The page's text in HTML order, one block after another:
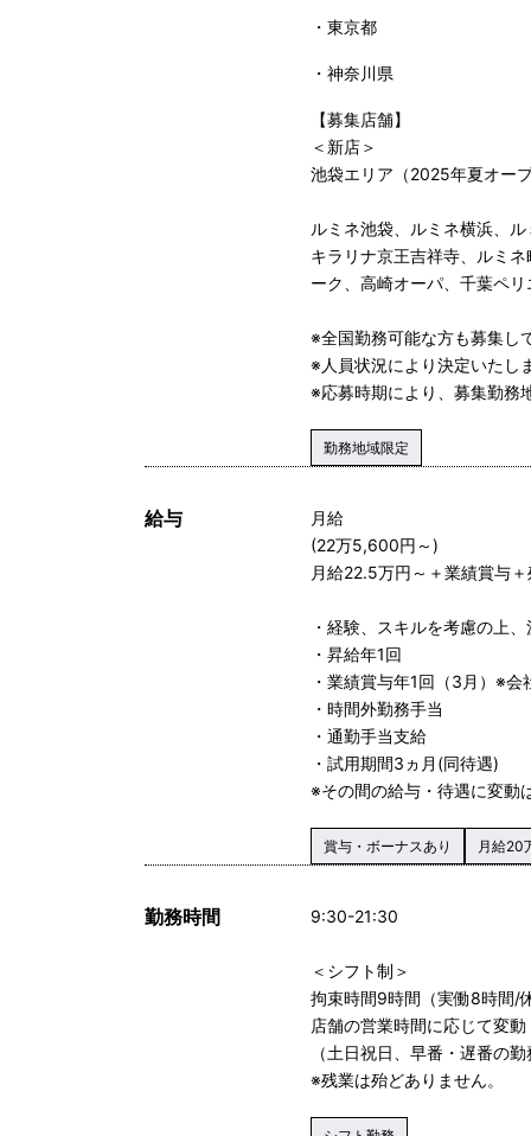
東京都
神奈川県
【募集店舗】
＜新店＞
池袋エリア（2025年夏オープ
ルミネ池袋、ルミネ横浜、
キラリナ京王吉祥寺、ルミ
ーク、高崎オーパ、千葉ペリ
※全国勤務可能な方も募集し
※人員状況により決定いたし
※応募時期により、募集勤務
勤務地域限定
給与
月給
(22万5,600円～)
月給22.5万円～＋業績賞与＋
・経験、スキルを考慮の上、
・昇給年1回
・業績賞与年1回（3月）※
・時間外勤務手当
・通勤手当支給
・試用期間3ヵ月(同待遇)
※その間の給与・待遇に変動
賞与・ボーナスあり 月給20
勤務時間 9:30-21:30
＜シフト制＞
拘束時間9時間（実働8時間/
店舗の営業時間に応じて変動
（土日祝日、早番・遅番の勤
※残業は殆どありません。